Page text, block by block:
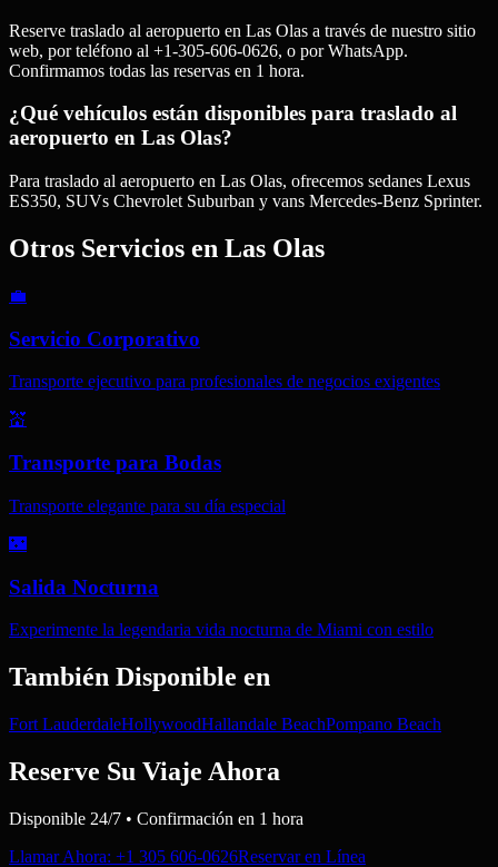
Reserve traslado al aeropuerto en Las Olas a través de nuestro sitio
web, por teléfono al +1-305-606-0626, o por WhatsApp.
Confirmamos todas las reservas en 1 hora.
¿Qué vehículos están disponibles para traslado al
aeropuerto en Las Olas?
Para traslado al aeropuerto en Las Olas, ofrecemos sedanes Lexus
ES350, SUVs Chevrolet Suburban y vans Mercedes-Benz Sprinter.
Otros Servicios en Las Olas
💼
Servicio Corporativo
Transporte ejecutivo para profesionales de negocios exigentes
💒
Transporte para Bodas
Transporte elegante para su día especial
🌃
Salida Nocturna
Experimente la legendaria vida nocturna de Miami con estilo
También Disponible en
Fort LauderdaleHollywoodHallandale BeachPompano Beach
Reserve Su Viaje Ahora
Disponible 24/7 • Confirmación en 1 hora
Llamar Ahora: +1 305 606-0626Reservar en Línea